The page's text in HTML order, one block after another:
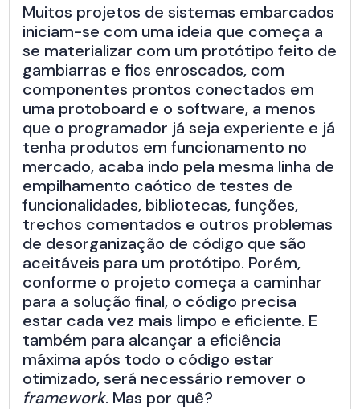
Muitos projetos de sistemas embarcados
iniciam-se com uma ideia que começa a
se materializar com um protótipo feito de
gambiarras e fios enroscados, com
componentes prontos conectados em
uma protoboard e o software, a menos
que o programador já seja experiente e já
tenha produtos em funcionamento no
mercado, acaba indo pela mesma linha de
empilhamento caótico de testes de
funcionalidades, bibliotecas, funções,
trechos comentados e outros problemas
de desorganização de código que são
aceitáveis para um protótipo. Porém,
conforme o projeto começa a caminhar
para a solução final, o código precisa
estar cada vez mais limpo e eficiente. E
também para alcançar a eficiência
máxima após todo o código estar
otimizado, será necessário remover o
framework. Mas por quê?